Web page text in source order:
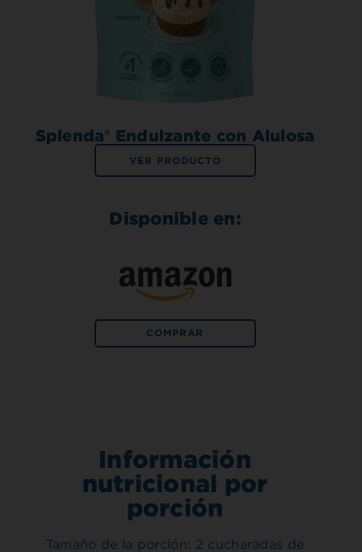
Splenda® Endulzante con Alulosa
VER PRODUCTO
Disponible en:
COMPRAR
Información
nutricional por
porción
Tamaño de la porción: 2 cucharadas de